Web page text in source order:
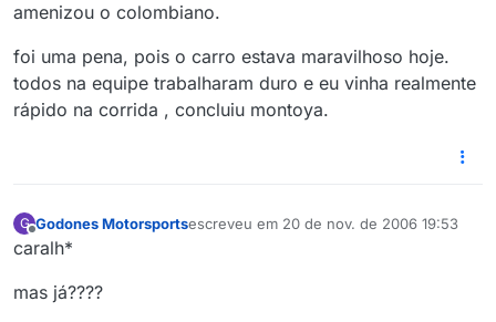
amenizou o colombiano.
foi uma pena, pois o carro estava maravilhoso hoje.
todos na equipe trabalharam duro e eu vinha realmente
rápido na corrida , concluiu montoya.
G
Offline
Godones Motorsportsescreveu em 20 de nov. de 2006 19:53
última edição por
caralh*
mas já????